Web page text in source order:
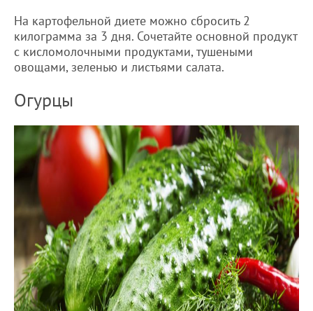
На картофельной диете можно сбросить 2
килограмма за 3 дня. Сочетайте основной продукт
с кисломолочными продуктами, тушеными
овощами, зеленью и листьями салата.
Огурцы